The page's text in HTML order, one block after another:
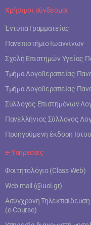
Χρήσιμοι σύνδεσμοι
Έντυπα Γραμματείας
Πανεπιστήμιο Ιωαννίνων
Σχολή Επιστημών Υγείας
Τμήμα Λογοθεραπείας
Τμήμα Λογοθεραπείας
Σύλλογος Επιστημόνων
Πανελλήνιος Σύλλογος
Προηγούμενη έκδοση
e- Υπηρεσίες
Φοιτητολόγιο (Class Web)
Web mail (@uoi.gr)
Ασύγχρονη Τηλεκπαίδευση
(e-Course)